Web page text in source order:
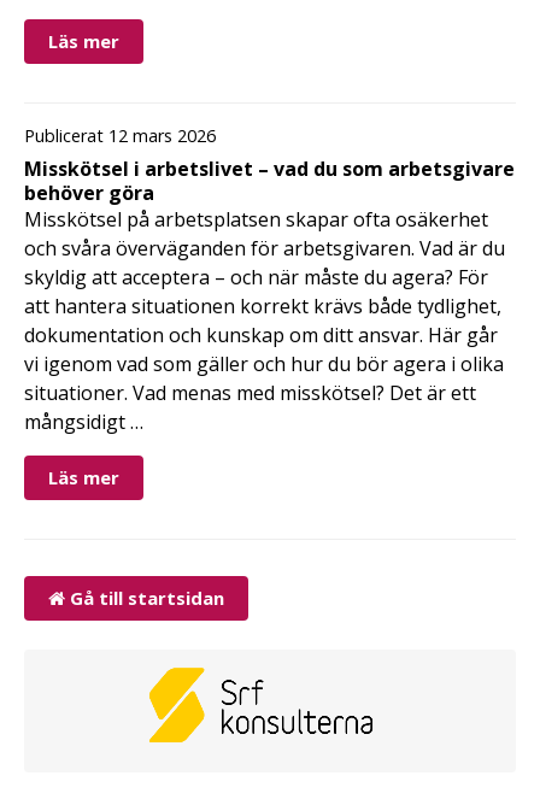
Läs mer
Publicerat 12 mars 2026
Misskötsel i arbetslivet – vad du som arbetsgivare
behöver göra
Misskötsel på arbetsplatsen skapar ofta osäkerhet
och svåra överväganden för arbetsgivaren. Vad är du
skyldig att acceptera – och när måste du agera? För
att hantera situationen korrekt krävs både tydlighet,
dokumentation och kunskap om ditt ansvar. Här går
vi igenom vad som gäller och hur du bör agera i olika
situationer. Vad menas med misskötsel? Det är ett
mångsidigt …
Läs mer
Gå till startsidan